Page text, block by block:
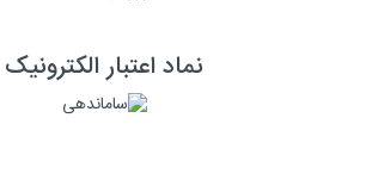
نماد اعتبار الکترونیک